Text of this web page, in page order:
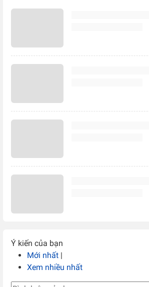
Ý kiến của bạn
Mới nhất |
Xem nhiều nhất